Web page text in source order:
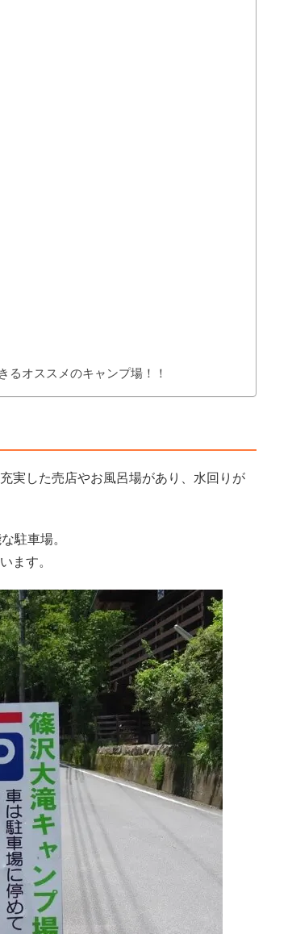
きるオススメのキャンプ場！！
実した売店やお風呂場があり、水回りが
駐車場。
ます。